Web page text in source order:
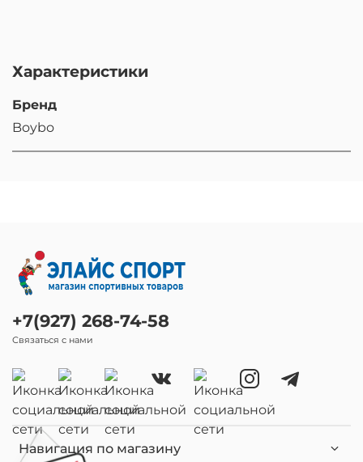
Характеристики
Бренд
Boybo
Навигация по магазину
+7(927) 268-74-58
Связаться с нами